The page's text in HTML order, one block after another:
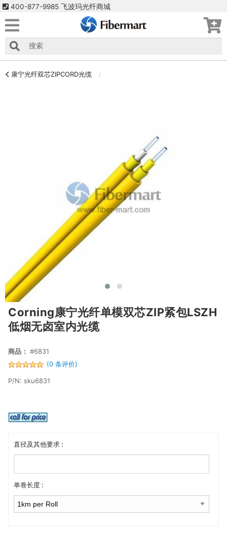
400-877-9985 飞波玛光纤商城
康宁光纤双芯ZIPCORD光缆
Corning康宁光纤单模双芯ZIP紧包LSZH
低烟无卤室内光缆
商品： #6831
(0 条评价)
P/N: sku6831
直径及其他要求 :
单卷长度 :